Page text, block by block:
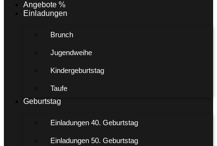
Angebote %
Einladungen
Brunch
Jugendweihe
Kindergeburtstag
Taufe
Geburtstag
Einladungen 40. Geburtstag
Einladungen 50. Geburtstag